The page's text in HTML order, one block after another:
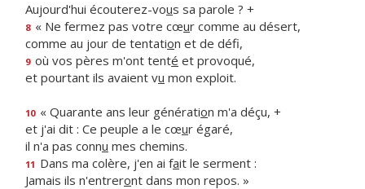
Aujourd'hui écouterez-vous sa parole ? +
8 « Ne fermez pas votre cœur comme au désert,
comme au jour de tentation et de défi,
9 où vos pères m'ont tenté et provoqué,
et pourtant ils avaient vu mon exploit.
10 « Quarante ans leur génération m'a déçu, +
et j'ai dit : Ce peuple a le cœur égaré,
il n'a pas connu mes chemins.
11 Dans ma colère, j'en ai fait le serment :
Jamais ils n'entreront dans mon repos. »